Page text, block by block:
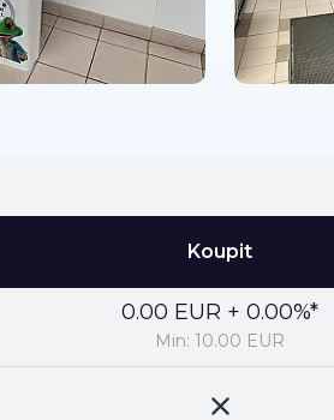
Koupit
0.00 EUR + 0.00%*
Min: 10.00 EUR